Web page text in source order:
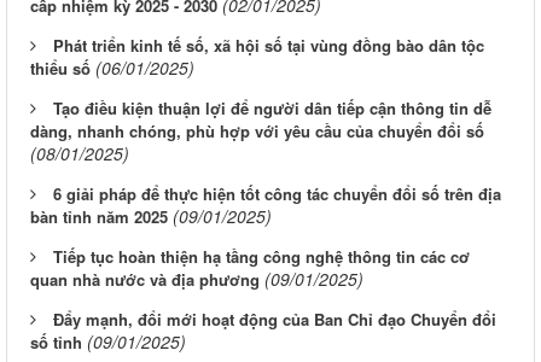
cấp nhiệm kỳ 2025 - 2030
Phát triển kinh tế số, xã hội số tại vùng đồng bào dân tộc
thiểu số (06/01/2025)
Tạo điều kiện thuận lợi để người dân tiếp cận thông tin dễ
dàng, nhanh chóng, phù hợp với yêu cầu của chuyển đổi số
(08/01/2025)
6 giải pháp để thực hiện tốt công tác chuyển đổi số trên địa
bàn tỉnh năm 2025 (09/01/2025)
Tiếp tục hoàn thiện hạ tầng công nghệ thông tin các cơ
quan nhà nước và địa phương (09/01/2025)
Đẩy mạnh, đổi mới hoạt động của Ban Chỉ đạo Chuyển đổi
số tỉnh (09/01/2025)